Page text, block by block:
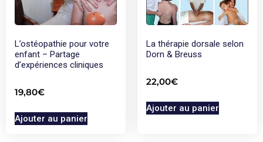
L’ostéopathie pour votre
enfant – Partage
d’expériences cliniques
19,80€
Ajouter au panier
La thérapie dorsale selon
Dorn & Breuss
22,00€
Ajouter au panier